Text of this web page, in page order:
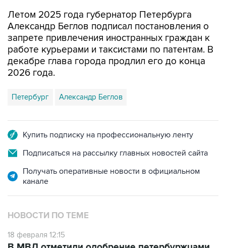
Летом 2025 года губернатор Петербурга
Александр Беглов подписал постановления о
запрете привлечения иностранных граждан к
работе курьерами и таксистами по патентам. В
декабре глава города продлил его до конца
2026 года.
Петербург Александр Беглов
Купить подписку на профессиональную ленту
Подписаться на рассылку главных новостей сайта
Получать оперативные новости в официальном
канале
НОВОСТИ ПО ТЕМЕ
18 февраля 12:15